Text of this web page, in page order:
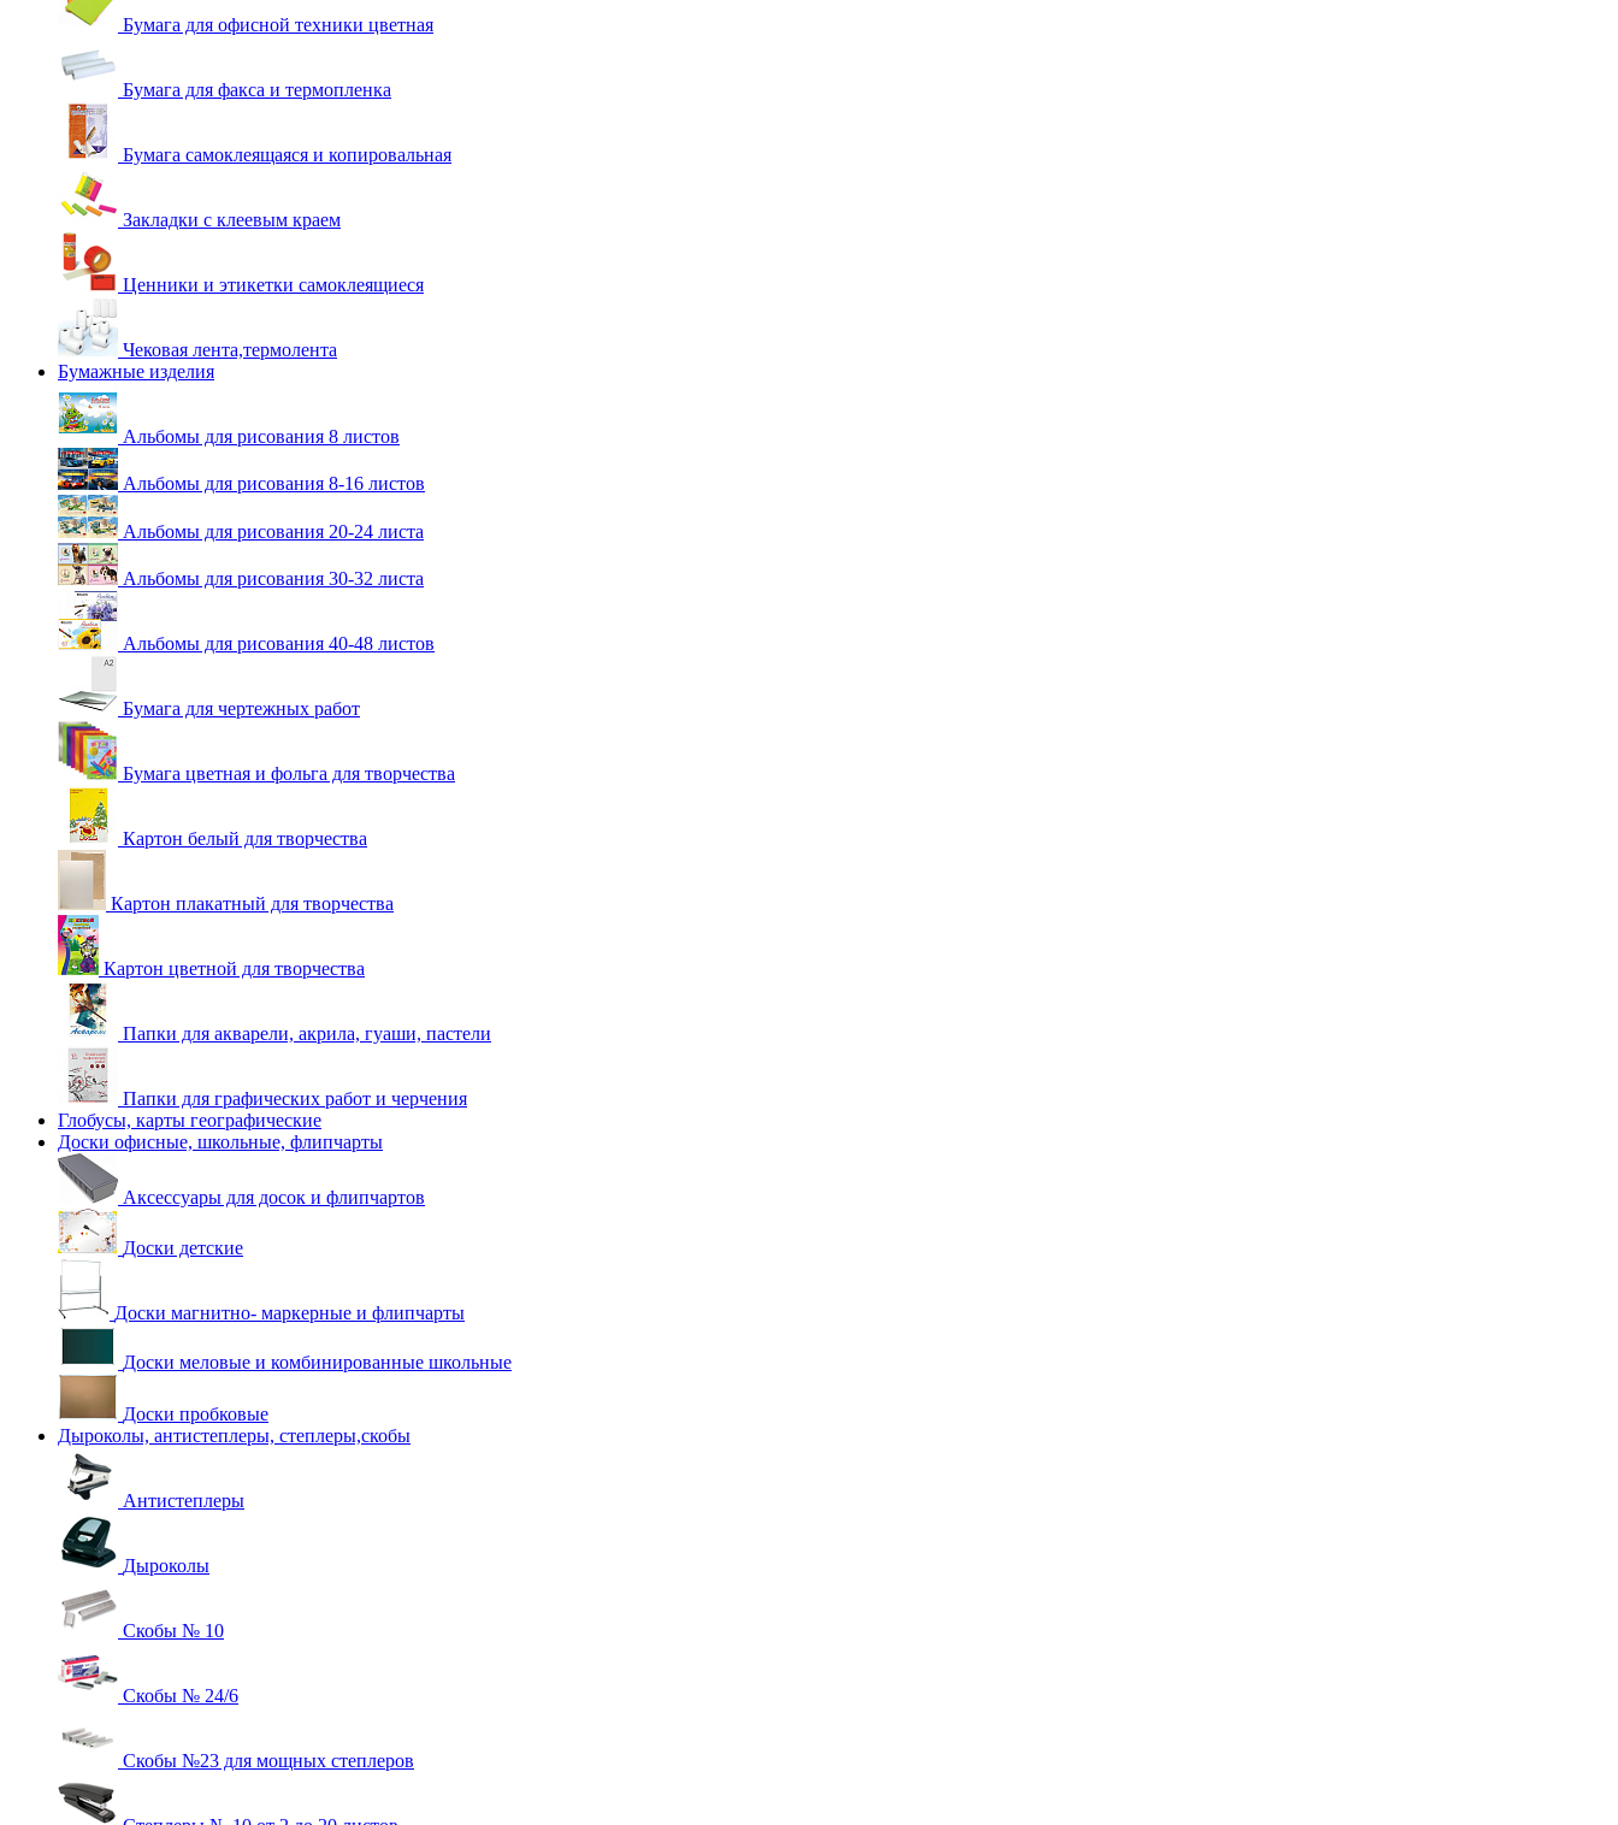
Бумага для офисной техники цветная
Бумага для факса и термопленка
Бумага самоклеящаяся и копировальная
Закладки с клеевым краем
Ценники и этикетки самоклеящиеся
Чековая лента,термолента
Бумажные изделия
Альбомы для рисования 8 листов
Альбомы для рисования 8-16 листов
Альбомы для рисования 20-24 листа
Альбомы для рисования 30-32 листа
Альбомы для рисования 40-48 листов
Бумага для чертежных работ
Бумага цветная и фольга для творчества
Картон белый для творчества
Картон плакатный для творчества
Картон цветной для творчества
Папки для акварели, акрила, гуаши, пастели
Папки для графических работ и черчения
Глобусы, карты географические
Доски офисные, школьные, флипчарты
Аксессуары для досок и флипчартов
Доски детские
Доски магнитно- маркерные и флипчарты
Доски меловые и комбинированные школьные
Доски пробковые
Дыроколы, антистеплеры, степлеры,скобы
Антистеплеры
Дыроколы
Скобы № 10
Скобы № 24/6
Скобы №23 для мощных степлеров